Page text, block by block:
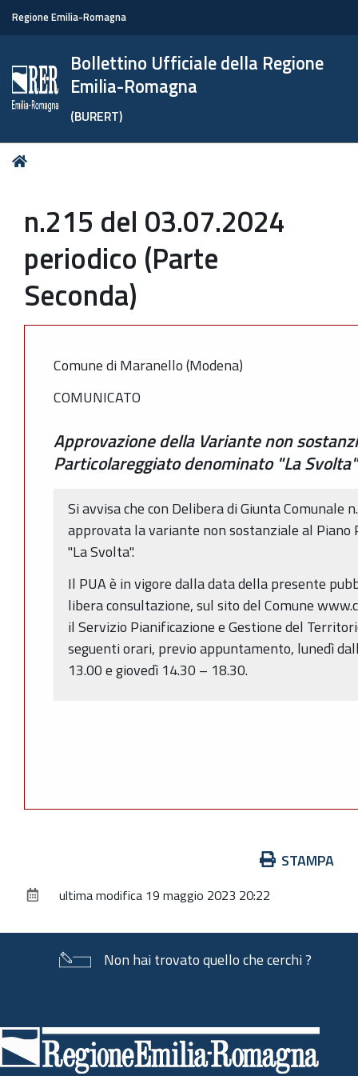
Regione Emilia-Romagna
Bollettino Ufficiale della Regione
Emilia-Romagna
(BURERT)
Tu
n.215 del 03.07.2024
periodico (Parte
Seconda)
Comune di Maranello (Modena)
COMUNICATO
Approvazione della Variante non
Particolareggiato denominato "La Svolta"
Si avvisa che con Delibera di Giunta
approvata la variante non sostanziale al
"La Svolta".
Il PUA è in vigore dalla data della presente
libera consultazione, sul sito del Comune
il Servizio Pianificazione e Gestione del
seguenti orari, previo appuntamento, lunedì
13.00 e giovedì 14.30 – 18.30.
documento
STAMPA
ultima modifica 19 maggio 2023 20:22
Non hai trovato quello che cerchi ?
di
pagina